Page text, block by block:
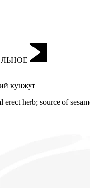
кунжут
erect herb; source of